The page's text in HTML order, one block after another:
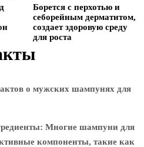
Борется с перхотью и
себорейным дерматитом,
создает здоровую среду
для роста
о мужских шампунях для
: Многие шампуни для
компоненты, такие как